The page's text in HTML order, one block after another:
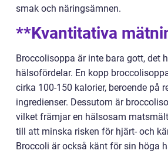
smak och näringsämnen.
**Kvantitativa
Broccolisoppa är inte bara gott, det
hälsofördelar. En kopp
cirka 100-150 kalorier, beroende på
ingredienser. Dessutom är
vilket främjar en hälsosam
till att minska risken för hjärt- och
Broccoli är också känt för sin höga